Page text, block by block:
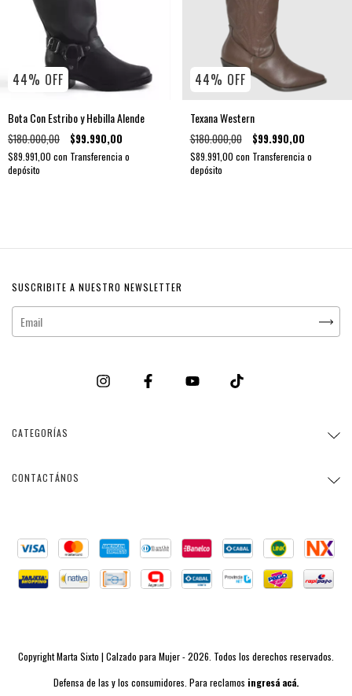
44% OFF
Bota Con Estribo y Hebilla Alende
$180.000,00 $99.990,00
$89.991,00 con Transferencia o
depósito
44% OFF
Texana Western
$180.000,00 $99.990,00
$89.991,00 con Transferencia o
depósito
SUSCRIBITE A NUESTRO NEWSLETTER
CATEGORÍAS
CONTACTÁNOS
Copyright Marta Sixto | Calzado para Mujer - 2026. Todos los derechos reservados.
Defensa de las y los consumidores. Para reclamos ingresá acá.